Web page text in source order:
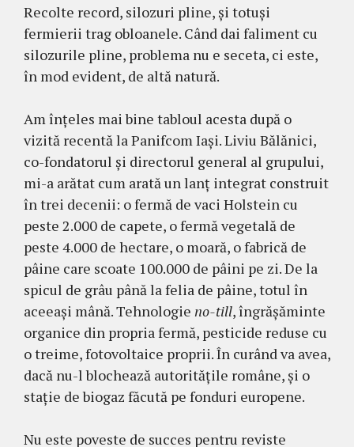
Recolte record, silozuri pline, și totuși
fermierii trag obloanele. Când dai faliment cu
silozurile pline, problema nu e seceta, ci este,
în mod evident, de altă natură.
Am înțeles mai bine tabloul acesta după o
vizită recentă la Panifcom Iași. Liviu Bălănici,
co-fondatorul și directorul general al grupului,
mi-a arătat cum arată un lanț integrat construit
în trei decenii: o fermă de vaci Holstein cu
peste 2.000 de capete, o fermă vegetală de
peste 4.000 de hectare, o moară, o fabrică de
pâine care scoate 100.000 de pâini pe zi. De la
spicul de grâu până la felia de pâine, totul în
aceeași mână. Tehnologie no-till, îngrășăminte
organice din propria fermă, pesticide reduse cu
o treime, fotovoltaice proprii. În curând va avea,
dacă nu-l blochează autoritățile române, și o
stație de biogaz făcută pe fonduri europene.
Nu este poveste de succes pentru reviste